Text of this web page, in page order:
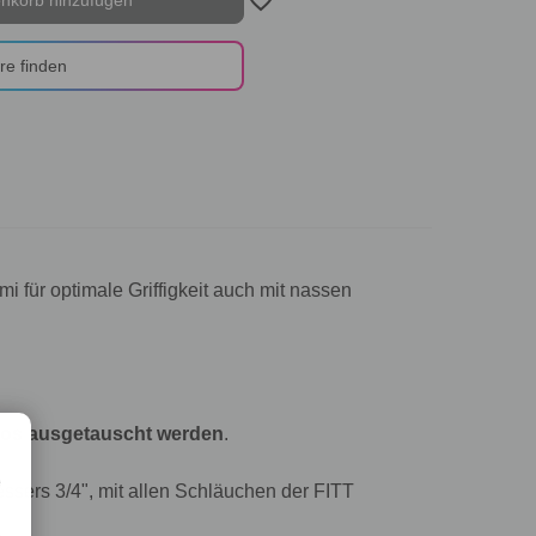
finden
für optimale Griffigkeit auch mit nassen
ausgetauscht werden.
3/4", mit allen Schläuchen der FITT